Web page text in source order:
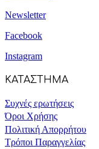
Newsletter
Facebook
Instagram
ΚΑΤΑΣΤΗΜΑ
Συχνές ερωτήσεις
Όροι Χρήσης
Πολιτική Απορρήτου
Τρόποι Παραγγελίας